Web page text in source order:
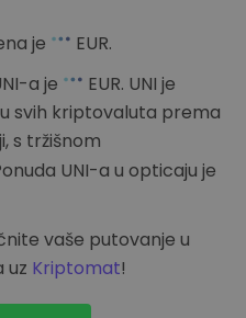
je
EUR.
a je
EUR. UNI je
svih kriptovaluta prema
s tržišnom
UNI-a u opticaju je
vaše putovanje u
uz Kriptomat!